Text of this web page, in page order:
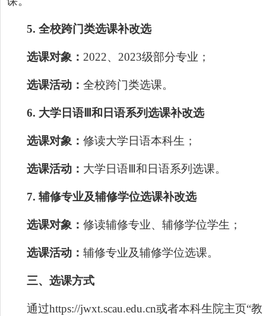
5. 全校跨门类选课补改选
选课对象： 2022、 2023级部分专业；
选课活动： 全校跨门类选课。
6. 大学日语Ⅲ和日语系列选课补改选
选课对象： 修读大学日语本科生；
选课活动： 大学日语 Ⅲ和日语系列选课。
7. 辅修专业及辅修学位选课补改选
选课对象： 修读辅修专业、辅修学位学生；
选课活动： 辅修专业及辅修学位选课。
三、选课方式
通过https://jwxt.scau.edu.cn或者本科生院主页“教